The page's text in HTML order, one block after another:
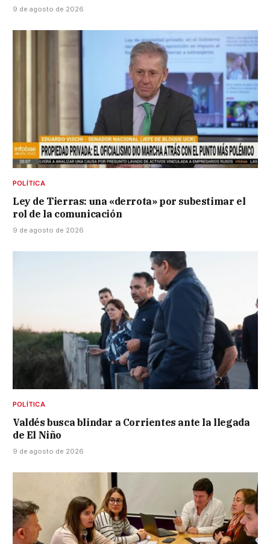
9 de agosto de 2026
POLÍTICA
Ley de Tierras: una «derrota» por subestimar el
rol de la comunicación
9 de agosto de 2026
POLÍTICA
Valdés busca blindar a Corrientes ante la llegada
de El Niño
9 de agosto de 2026